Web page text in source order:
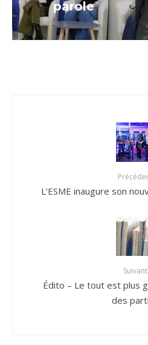
parole
L’ESME inaugure son
Suivant
Édito – Le tout est plus
des